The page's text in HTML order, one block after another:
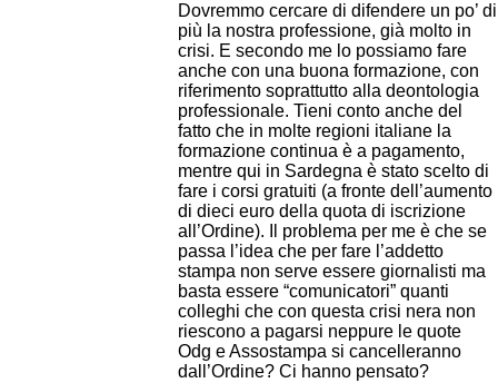
Dovremmo cercare di difendere un po’ di
più la nostra professione, già molto in
crisi. E secondo me lo possiamo fare
anche con una buona formazione, con
riferimento soprattutto alla deontologia
professionale. Tieni conto anche del
fatto che in molte regioni italiane la
formazione continua è a pagamento,
mentre qui in Sardegna è stato scelto di
fare i corsi gratuiti (a fronte dell’aumento
di dieci euro della quota di iscrizione
all’Ordine). Il problema per me è che se
passa l’idea che per fare l’addetto
stampa non serve essere giornalisti ma
basta essere “comunicatori” quanti
colleghi che con questa crisi nera non
riescono a pagarsi neppure le quote
Odg e Assostampa si cancelleranno
dall’Ordine? Ci hanno pensato?